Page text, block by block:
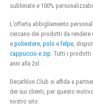
sublimate e 100%
L’offerta abbigliamento
cercano dei prodotti da
e poliestere polo e felpe ,
cappuccio e zip . Tutti i
anni alla 2xl.
Decathlon Club si affida a
dei sui clienti, per questo
nostro sito.